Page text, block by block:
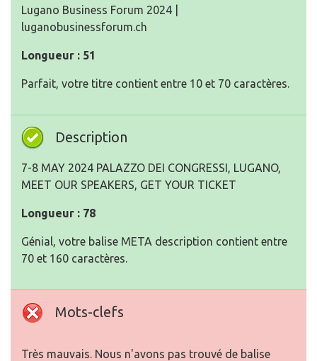
Lugano Business Forum 2024 |
luganobusinessforum.ch
Longueur : 51
Parfait, votre titre contient entre 10 et 70 caractères.
Description
7-8 MAY 2024 PALAZZO DEI CONGRESSI, LUGANO,
MEET OUR SPEAKERS, GET YOUR TICKET
Longueur : 78
Génial, votre balise META description contient entre
70 et 160 caractères.
Mots-clefs
Très mauvais. Nous n'avons pas trouvé de balise